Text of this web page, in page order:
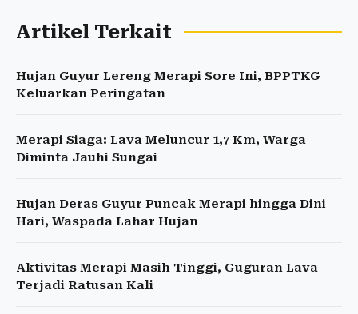
Artikel Terkait
Hujan Guyur Lereng Merapi Sore Ini, BPPTKG
Keluarkan Peringatan
Merapi Siaga: Lava Meluncur 1,7 Km, Warga
Diminta Jauhi Sungai
Hujan Deras Guyur Puncak Merapi hingga Dini
Hari, Waspada Lahar Hujan
Aktivitas Merapi Masih Tinggi, Guguran Lava
Terjadi Ratusan Kali